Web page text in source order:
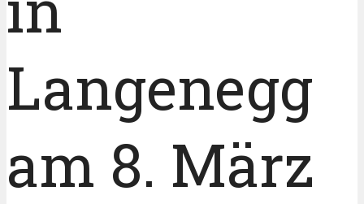
Langenegg
am 8. März